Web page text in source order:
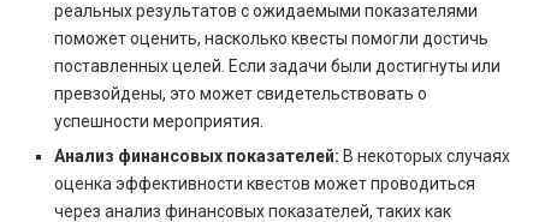
реальных результатов с ожидаемыми показателями
поможет оценить, насколько квесты помогли достичь
поставленных целей. Если задачи были достигнуты или
превзойдены, это может свидетельствовать о
успешности мероприятия.
Анализ финансовых показателей: В некоторых случаях
оценка эффективности квестов может проводиться
через анализ финансовых показателей, таких как